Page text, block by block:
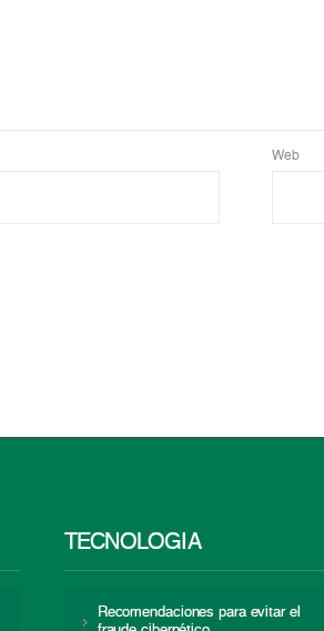
Web
TECNOLOGÍA
Recomendaciones para evitar el